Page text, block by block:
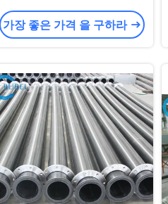
러리화하세요
가장 좋은 가격 을 구하라